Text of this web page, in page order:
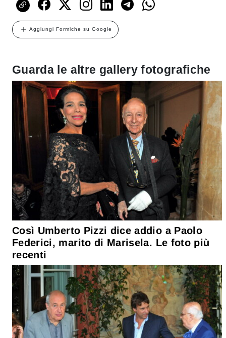
Aggiungi Formiche su Google
Guarda le altre gallery fotografiche
Così Umberto Pizzi dice addio a Paolo
Federici, marito di Marisela. Le foto più
recenti